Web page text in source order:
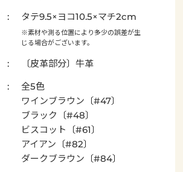
タテ9.5×ヨコ10.5×マチ2cm
※素材や測る位置により多少の誤差が生
じる場合がございます。
〔皮革部分〕牛革
全5色
ワインブラウン〔#47〕
ブラック〔#48〕
ビスコット〔#61〕
アイアン〔#82〕
ダークブラウン〔#84〕